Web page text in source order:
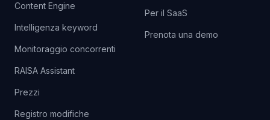
Content Engine
Intelligenza keyword
Monitoraggio concorrenti
RAISA Assistant
Prezzi
Registro modifiche
Per il SaaS
Prenota una demo